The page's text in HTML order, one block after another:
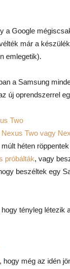
a Google
már a
emlegetik).
a Samsung
új oprendszerrel
Two
Nexus Two vagy
héten
próbálták, vagy
beszéltek egy
tényleg létezik
, hogy még az idén